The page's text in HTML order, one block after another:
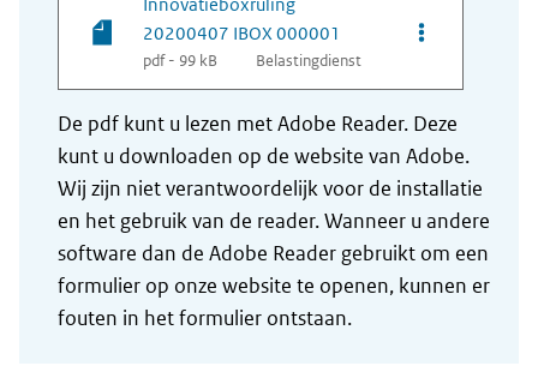
20200407 IBOX 000001
pdf - 99 kB Belastingdienst
Opties van
De pdf kunt u lezen met Adobe Reader. Deze
kunt u downloaden op de website van Adobe.
Wij zijn niet verantwoordelijk voor de installatie
en het gebruik van de reader. Wanneer u andere
software dan de Adobe Reader gebruikt om een
formulier op onze website te openen, kunnen er
fouten in het formulier ontstaan.